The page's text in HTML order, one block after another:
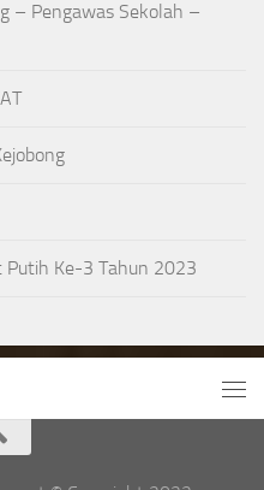
– Pengawas Sekolah –
Putih Ke-3 Tahun 2023